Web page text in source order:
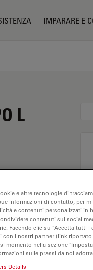
IMPARARE E
L
e
una
e altre tecnologie di
informazioni di contatto, per
e contenuti personalizzati in
contenuti sui social
Facendo clic su "Accetta tutti
con i nostri partner (link
momento nella sezione
sulle prassi da noi
Details